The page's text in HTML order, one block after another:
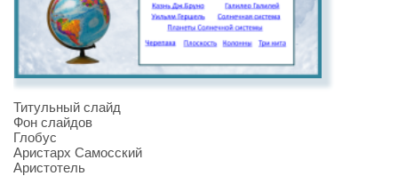
Титульный слайд
Фон слайдов
Глобус
Аристарх Самосский
Аристотель